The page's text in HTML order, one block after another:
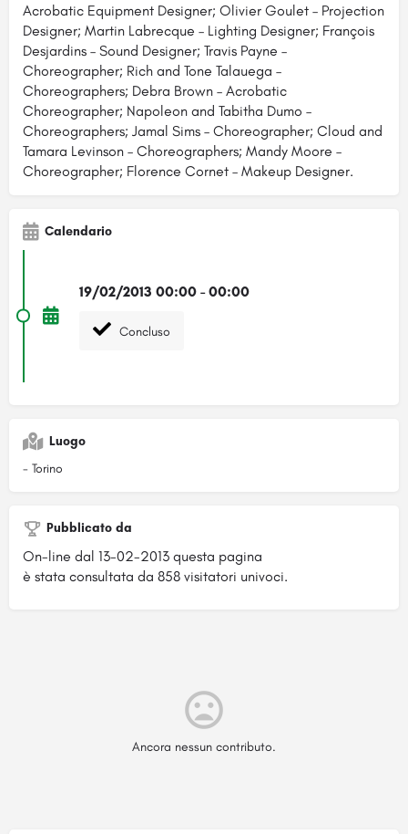
Acrobatic Equipment Designer; Olivier Goulet – Projection
Designer; Martin Labrecque – Lighting Designer; François
Desjardins – Sound Designer; Travis Payne –
Choreographer; Rich and Tone Talauega –
Choreographers; Debra Brown – Acrobatic
Choreographer; Napoleon and Tabitha Dumo –
Choreographers; Jamal Sims – Choreographer; Cloud and
Tamara Levinson – Choreographers; Mandy Moore –
Choreographer; Florence Cornet – Makeup Designer.
Calendario
19/02/2013 00:00 - 00:00
Concluso
Luogo
- Torino
Pubblicato da
On-line dal 13-02-2013 questa pagina
è stata consultata da 858 visitatori univoci.
Ancora nessun contributo.